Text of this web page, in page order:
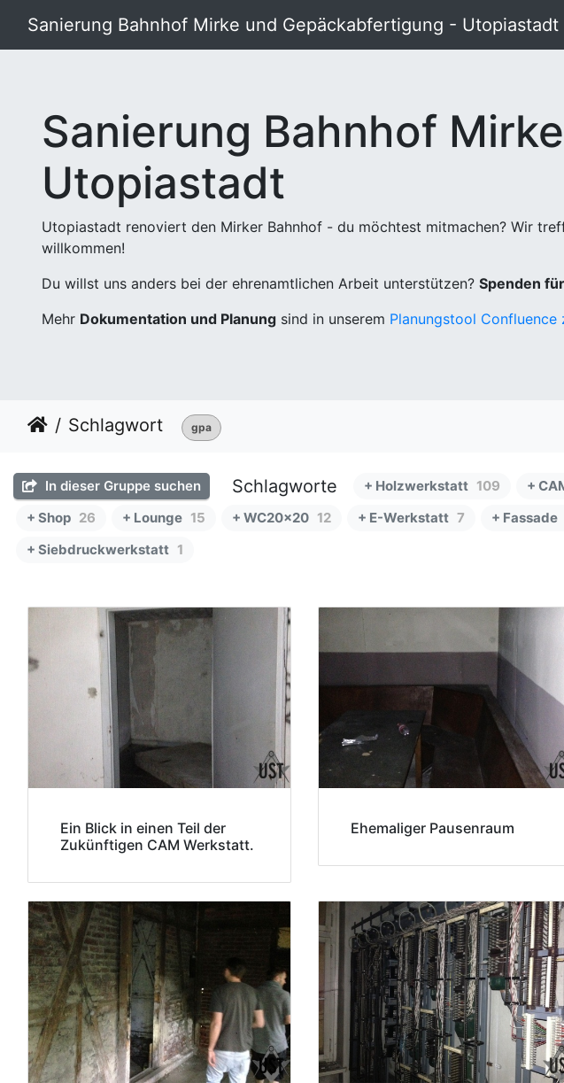
Sanierung Bahnhof Mirke und Gepäckabfertigung - Utopiastadt
Sanierung Bahnhof
Utopiastadt
Utopiastadt renoviert den Mirker Bahnhof - du möchtest mitmachen? Wir
willkommen!
Du willst uns anders bei der ehrenamtlichen Arbeit unterstützen? Spenden
Mehr Dokumentation und Planung sind in unserem Planungstool Confluence
Schlagwort gpa
In dieser Gruppe suchen Schlagworte + Holzwerkstatt 109 +
+ Shop 26 + Lounge 15 + WC20x20 12 + E-Werkstatt 7 + Fassade
+ Siebdruckwerkstatt 1
Ein Blick in einen Teil der
Zukünftigen CAM Werkstatt.
Ehemaliger Pausenraum